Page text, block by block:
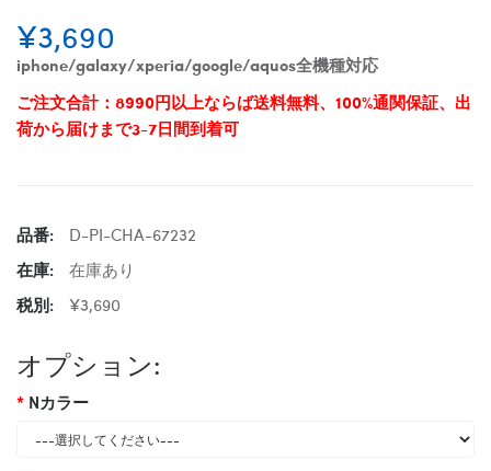
¥3,690
iphone/galaxy/xperia/google/aquos全機種対応
ご注文合計：8990円以上ならば送料無料、100%通関保証、出
荷から届けまで3-7日間到着可
品番:
D-PI-CHA-67232
在庫:
在庫あり
税別:
¥3,690
オプション:
Nカラー